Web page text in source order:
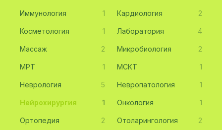
Иммунология 1 Кардиология 2
Косметология 1 Лаборатория 4
Массаж 2 Микробиология 2
МРТ 1 МСКТ 1
Неврология 5 Невропатология 1
Нейрохирургия 1 Онкология 1
Ортопедия 2 Отоларингология 2